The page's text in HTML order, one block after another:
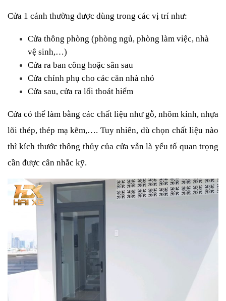
Cửa 1 cánh thường được dùng trong các vị trí như:
Cửa thông phòng (phòng ngủ, phòng làm việc, nhà
vệ sinh,…)
Cửa ra ban công hoặc sân sau
Cửa chính phụ cho các căn nhà nhỏ
Cửa sau, cửa ra lối thoát hiểm
Cửa có thể làm bằng các chất liệu như gỗ, nhôm kính, nhựa
lõi thép, thép mạ kẽm,…. Tuy nhiên, dù chọn chất liệu nào
thì kích thước thông thủy của cửa vẫn là yếu tố quan trọng
cần được cân nhắc kỹ.